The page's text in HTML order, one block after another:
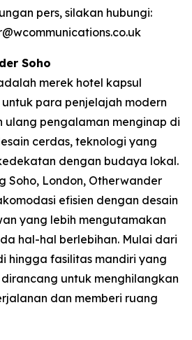
pers, silakan hubungi:
Soho
merek hotel kapsul
para penjelajah modern
ulang pengalaman menginap di
cerdas, teknologi yang
dengan budaya lokal.
Soho, London, Otherwander
efisien dengan desain
yang lebih mengutamakan
hal-hal berlebihan. Mulai dari
hingga fasilitas mandiri yang
untuk menghilangkan
dan memberi ruang